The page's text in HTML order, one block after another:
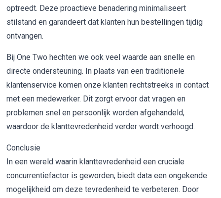
optreedt. Deze proactieve benadering minimaliseert
stilstand en garandeert dat klanten hun bestellingen tijdig
ontvangen.
Bij One Two hechten we ook veel waarde aan snelle en
directe ondersteuning. In plaats van een traditionele
klantenservice komen onze klanten rechtstreeks in contact
met een medewerker. Dit zorgt ervoor dat vragen en
problemen snel en persoonlijk worden afgehandeld,
waardoor de klanttevredenheid verder wordt verhoogd.
Conclusie
In een wereld waarin klanttevredenheid een cruciale
concurrentiefactor is geworden, biedt data een ongekende
mogelijkheid om deze tevredenheid te verbeteren. Door